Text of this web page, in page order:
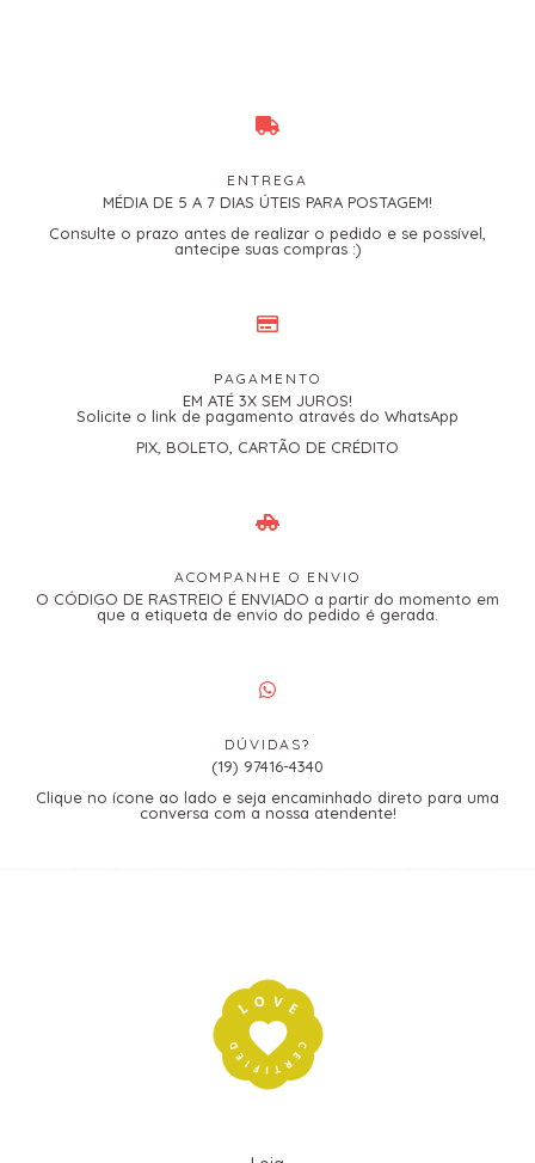
ENTREGA
MÉDIA DE 5 A 7 DIAS ÚTEIS PARA POSTAGEM!
Consulte o prazo antes de realizar o pedido e se possível,
antecipe suas compras :)
PAGAMENTO
EM ATÉ 3X SEM JUROS!
Solicite o link de pagamento através do WhatsApp
PIX, BOLETO, CARTÃO DE CRÉDITO
ACOMPANHE O ENVIO
O CÓDIGO DE RASTREIO É ENVIADO a partir do momento em
que a etiqueta de envio do pedido é gerada.
DÚVIDAS?
(19) 97416-4340
Clique no ícone ao lado e seja encaminhado direto para uma
conversa com a nossa atendente!